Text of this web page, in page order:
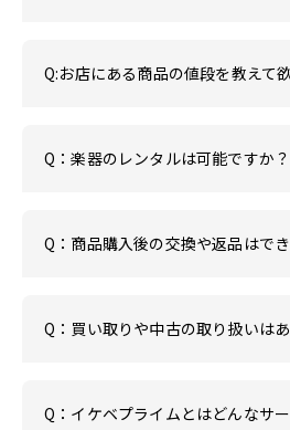
Q:お店にある商品の値段を教えて
Q：楽器のレンタルは可能ですか？
Q：商品購入後の交換や返品はで
Q：買い取りや中古の取り扱いは
Q：イケベプライムとはどんなサ